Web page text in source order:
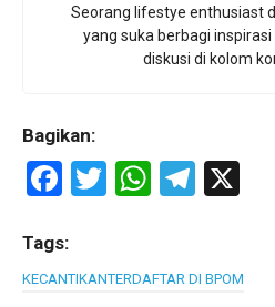
Seorang lifestye enthusiast
yang suka berbagi
diskusi di kolom
Bagikan:
F
ce
b
T
er
W
s
T
gr
Tags:
KECANTIKANTERDAFTAR DI BPOM